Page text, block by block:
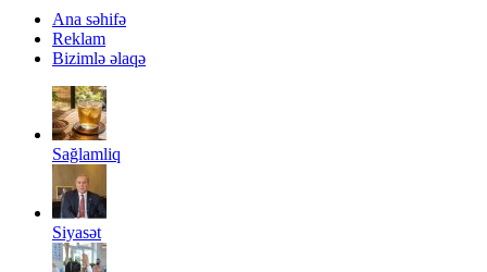
Ana səhifə
Reklam
Bizimlə əlaqə
Sağlamliq
Siyasət